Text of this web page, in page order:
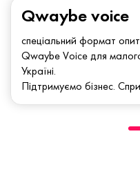
Qwaybe voice
спеціальний формат
Qwaybe Voice для
Україні.
Підтримуємо бізнес.